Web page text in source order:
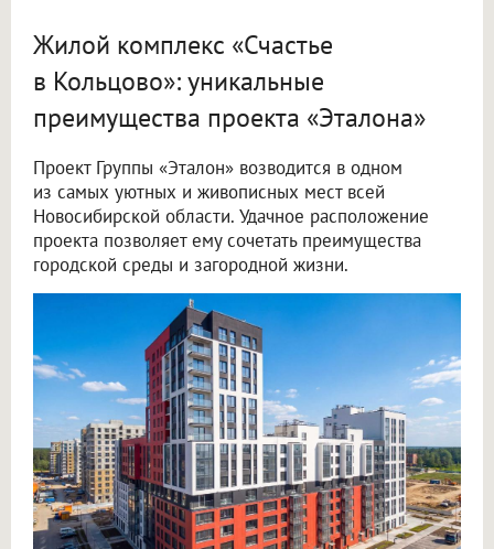
Жилой комплекс «Счастье
в Кольцово»: уникальные
преимущества проекта «Эталона»
Проект Группы «Эталон» возводится в одном
из самых уютных и живописных мест всей
Новосибирской области. Удачное расположение
проекта позволяет ему сочетать преимущества
городской среды и загородной жизни.